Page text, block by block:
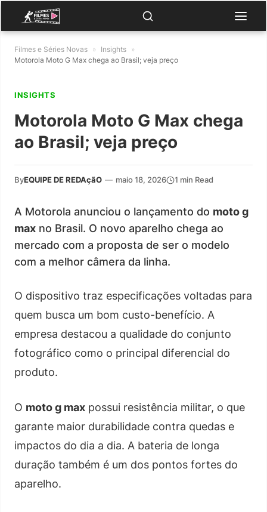
Filmes e Séries Novas » Insights »
Motorola Moto G Max chega ao Brasil; veja preço
INSIGHTS
Motorola Moto G Max chega
ao Brasil; veja preço
ByEQUIPE DE REDAçãO — maio 18, 2026 1 min Read
A Motorola anunciou o lançamento do moto g
max no Brasil. O novo aparelho chega ao
mercado com a proposta de ser o modelo
com a melhor câmera da linha.
O dispositivo traz especificações voltadas para
quem busca um bom custo-benefício. A
empresa destacou a qualidade do conjunto
fotográfico como o principal diferencial do
produto.
O moto g max possui resistência militar, o que
garante maior durabilidade contra quedas e
impactos do dia a dia. A bateria de longa
duração também é um dos pontos fortes do
aparelho.